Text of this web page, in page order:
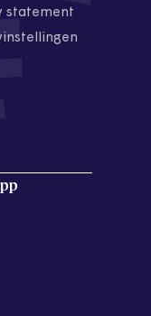
statement